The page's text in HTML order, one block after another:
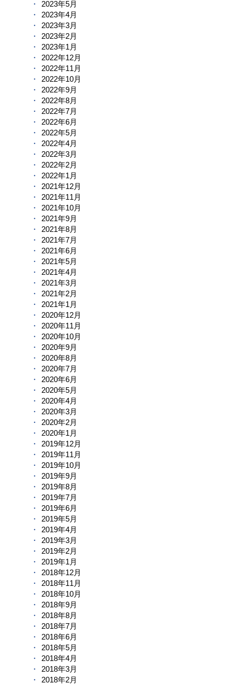
2023年5月
2023年4月
2023年3月
2023年2月
2023年1月
2022年12月
2022年11月
2022年10月
2022年9月
2022年8月
2022年7月
2022年6月
2022年5月
2022年4月
2022年3月
2022年2月
2022年1月
2021年12月
2021年11月
2021年10月
2021年9月
2021年8月
2021年7月
2021年6月
2021年5月
2021年4月
2021年3月
2021年2月
2021年1月
2020年12月
2020年11月
2020年10月
2020年9月
2020年8月
2020年7月
2020年6月
2020年5月
2020年4月
2020年3月
2020年2月
2020年1月
2019年12月
2019年11月
2019年10月
2019年9月
2019年8月
2019年7月
2019年6月
2019年5月
2019年4月
2019年3月
2019年2月
2019年1月
2018年12月
2018年11月
2018年10月
2018年9月
2018年8月
2018年7月
2018年6月
2018年5月
2018年4月
2018年3月
2018年2月